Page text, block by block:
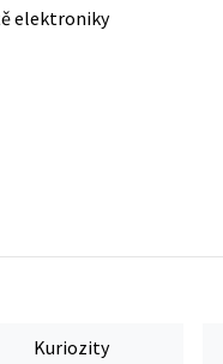
elektroniky
Kuriozity